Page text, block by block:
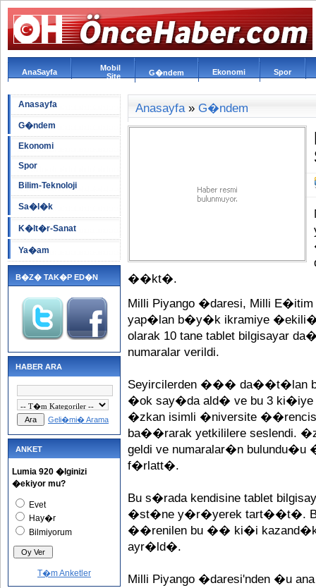
AnaSayfa
Mobil
Site
G�ndem Ekonomi Spor
Anasayfa
G�ndem
Ekonomi
Spor
Bilim-Teknoloji
Sa�l�k
K�lt�r-Sanat
Ya�am
B�Z� TAK�P ED�N
HABER ARA
Geli�mi� Arama
ANKET
Lumia 920 �lginizi
�ekiyor mu?
Evet
Hay�r
Bilmiyorum
T�m Anketler
Anasayfa» G�ndem
��kt�.
Milli Piyango �daresi, Milli
yap�lan b�y�k ikramiye
olarak 10 tane tablet bilgisayar
numaralar verildi.
Seyircilerden ��� da��t�lan
�ok say�da ald� ve bu 3
�zkan isimli �niversite
ba��rarak yetkililere seslendi.
geldi ve numaralar�n
f�rlatt�.
Bu s�rada kendisine tablet
�st�ne y�r�yerek tart��t�.
��renilen bu �� ki�i
ayr�ld�.
Milli Piyango �daresi'nden �u